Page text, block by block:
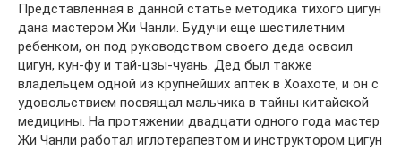
Представленная в данной статье методика тихого цигун
дана мастером Жи Чанли. Будучи еще шестилетним
ребенком, он под руководством своего деда освоил
цигун, кун-фу и тай-цзы-чуань. Дед был также
владельцем одной из крупнейших аптек в Хоахоте, и он с
удовольствием посвящал мальчика в тайны китайской
медицины. На протяжении двадцати одного года мастер
Жи Чанли работал иглотерапевтом и инструктором цигун